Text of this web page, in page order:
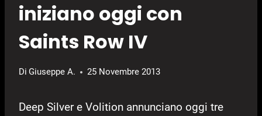
iniziano oggi con
Saints Row IV
Di Giuseppe A. 25 Novembre 2013
Deep Silver e Volition annunciano oggi tre